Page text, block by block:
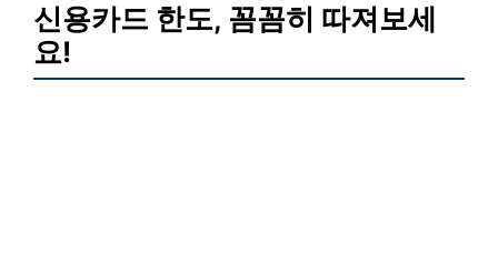
신용카드 한도, 꼼꼼히 따져보세
요!